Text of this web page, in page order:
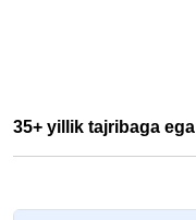
35+ yillik tajribaga ega